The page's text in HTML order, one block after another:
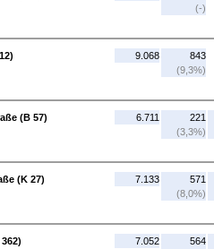
(-)
9.068
843
(9,3%)
(B 57)
6.711
221
(3,3%)
(K 27)
7.133
571
(8,0%)
7.052
564